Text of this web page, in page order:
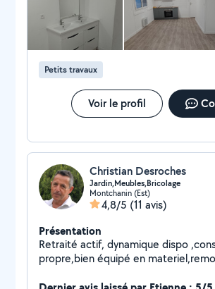
Petits travaux
Voir le profil
Christian Desroches
Jardin,Meubles,Bricolage
Montchanin (Est)
4,8/5 (11 avis)
Présentation
Retraité actif, dynamique dispo ,conscentieux,travail
propre,bien équipé en